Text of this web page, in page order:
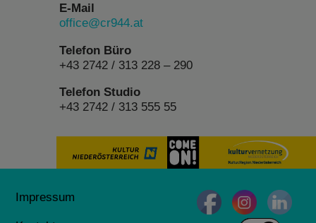
E-Mail
office@cr944.at
Telefon Büro
+43 2742 / 313 228 – 290
Telefon Studio
+43 2742 / 313 555 55
Impressum